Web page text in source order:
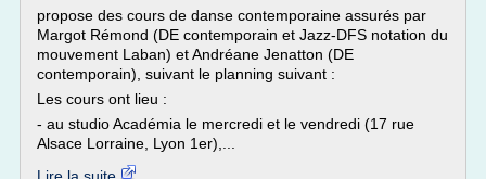
propose des cours de danse contemporaine assurés par
Margot Rémond (DE contemporain et Jazz-DFS notation du
mouvement Laban) et Andréane Jenatton (DE
contemporain), suivant le planning suivant :
Les cours ont lieu :
- au studio Académia le mercredi et le vendredi (17 rue
Alsace Lorraine, Lyon 1er),...